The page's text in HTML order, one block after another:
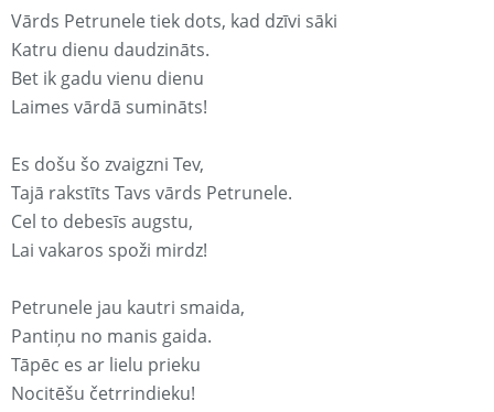
Vārds Petrunele tiek dots, kad dzīvi sāki
Katru dienu daudzināts.
Bet ik gadu vienu dienu
Laimes vārdā sumināts!
Es došu šo zvaigzni Tev,
Tajā rakstīts Tavs vārds Petrunele.
Cel to debesīs augstu,
Lai vakaros spoži mirdz!
Petrunele jau kautri smaida,
Pantiņu no manis gaida.
Tāpēc es ar lielu prieku
Nocitēšu četrrindieku!